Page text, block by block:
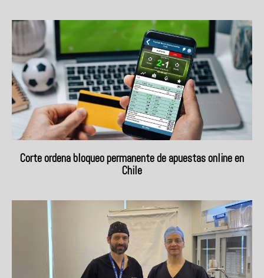
Corte ordena bloqueo permanente de apuestas online en
Chile